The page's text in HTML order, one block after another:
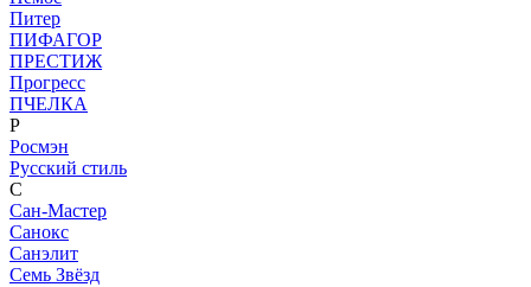
Питер
ПИФАГОР
ПРЕСТИЖ
Прогресс
ПЧЕЛКА
Р
Росмэн
Русский стиль
С
Сан-Мастер
Санокс
Санэлит
Семь Звёзд